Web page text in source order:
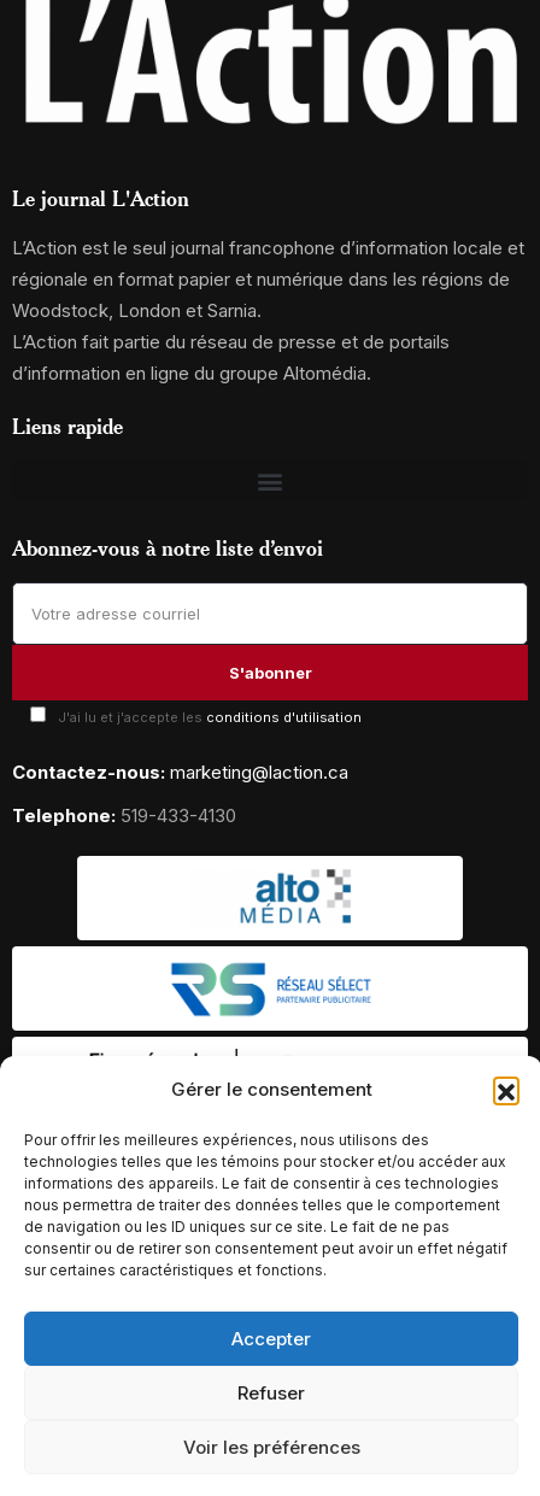
Gérer le consentement
Pour offrir les meilleures expériences, nous utilisons des
technologies telles que les témoins pour stocker et/ou accéder aux
informations des appareils. Le fait de consentir à ces technologies
nous permettra de traiter des données telles que le comportement
de navigation ou les ID uniques sur ce site. Le fait de ne pas
consentir ou de retirer son consentement peut avoir un effet négatif
sur certaines caractéristiques et fonctions.
Accepter
Refuser
Voir les préférences
Le journal L'Action
L’Action est le seul journal francophone d’information locale et
régionale en format papier et numérique dans les régions de
Woodstock, London et Sarnia.
L’Action fait partie du réseau de presse et de portails
d’information en ligne du groupe Altomédia.
Liens rapide
Abonnez-vous à notre liste d’envoi
J'ai lu et j'accepte les conditions d'utilisation
Contactez-nous: marketing@laction.ca
Telephone: 519-433-4130
© Copyright 2026 – Altomédia Inc |